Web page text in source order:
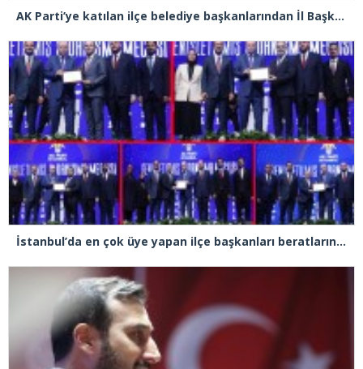
AK Parti’ye katılan ilçe belediye başkanlarından İl Başkanı Özdemir’e ziyaret
İstanbul’da en çok üye yapan ilçe başkanları beratlarını Cumhurbaşkanı Erdoğan’ın elinden aldı